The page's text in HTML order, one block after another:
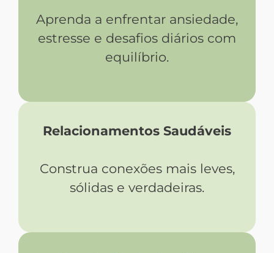
Aprenda a enfrentar ansiedade,
estresse e desafios diários com
equilíbrio.​
Relacionamentos Saudáveis
Construa conexões mais leves,
sólidas e verdadeiras.